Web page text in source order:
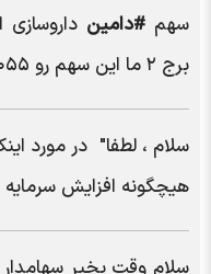
سهم#دامین
برج ۲ ما این سهم رو ۱۰۵۵ خریدمه شده ۷۳۵
سلام ، لطفا" در مورد
هیچگونه افزایش
سلام وقت بخیر